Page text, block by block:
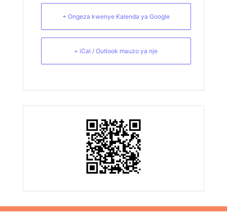
+ Ongeza kwenye Kalenda ya Google
+ iCal / Outlook mauzo ya nje